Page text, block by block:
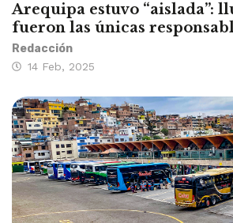
Arequipa estuvo “aislada”:
fueron las únicas
Redacción
14 Feb, 2025